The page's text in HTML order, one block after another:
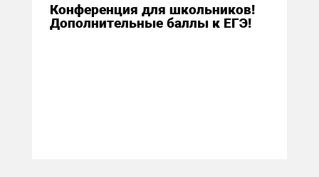
Конференция для школьников!
Дополнительные баллы к ЕГЭ!